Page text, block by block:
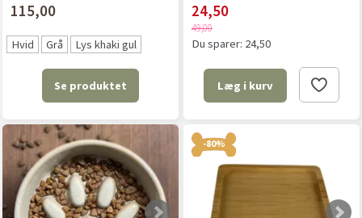
115,00
Hvid Grå Lys khaki gul
Se produktet
24,50
49,00
Du sparer: 24,50
Læg i kurv
-80%